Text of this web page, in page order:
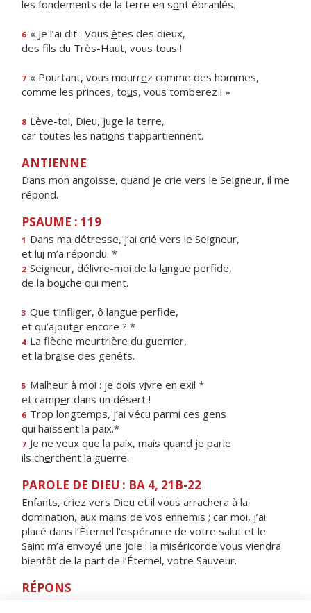
les fondements de la terre en sont ébranlés.
6 « Je l’ai dit : Vous êtes des dieux,
des fils du Très-Haut, vous tous !
7 « Pourtant, vous mourrez comme des hommes,
comme les princes, tous, vous tomberez ! »
8 Lève-toi, Dieu, juge la terre,
car toutes les nations t’appartiennent.
ANTIENNE
Dans mon angoisse, quand je crie vers le Seigneur, il me
répond.
PSAUME : 119
1 Dans ma détresse, j’ai crié vers le Seigneur,
et lui m’a répondu. *
2 Seigneur, délivre-moi de la langue perfide,
de la bouche qui ment.
3 Que t’infliger, ô langue perfide,
et qu’ajouter encore ? *
4 La flèche meurtrière du guerrier,
et la braise des genêts.
5 Malheur à moi : je dois vivre en exil *
et camper dans un désert !
6 Trop longtemps, j’ai vécu parmi ces gens
qui haïssent la paix.*
7 Je ne veux que la paix, mais quand je parle
ils cherchent la guerre.
PAROLE DE DIEU : BA 4, 21B-22
Enfants, criez vers Dieu et il vous arrachera à la
domination, aux mains de vos ennemis ; car moi, j’ai
placé dans l’Éternel l’espérance de votre salut et le
Saint m’a envoyé une joie : la miséricorde vous viendra
bientôt de la part de l’Éternel, votre Sauveur.
RÉPONS